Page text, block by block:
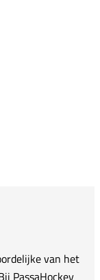
van het
PassaHockey